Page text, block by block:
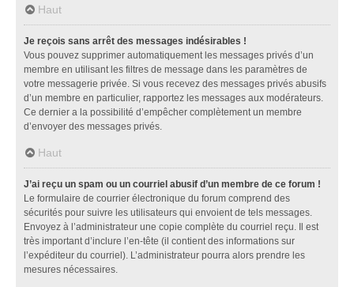
Haut
Je reçois sans arrêt des messages indésirables !
Vous pouvez supprimer automatiquement les messages privés d’un
membre en utilisant les filtres de message dans les paramètres de
votre messagerie privée. Si vous recevez des messages privés abusifs
d’un membre en particulier, rapportez les messages aux modérateurs.
Ce dernier a la possibilité d’empêcher complètement un membre
d’envoyer des messages privés.
Haut
J’ai reçu un spam ou un courriel abusif d’un membre de ce forum !
Le formulaire de courrier électronique du forum comprend des
sécurités pour suivre les utilisateurs qui envoient de tels messages.
Envoyez à l’administrateur une copie complète du courriel reçu. Il est
très important d’inclure l’en-tête (il contient des informations sur
l’expéditeur du courriel). L’administrateur pourra alors prendre les
mesures nécessaires.